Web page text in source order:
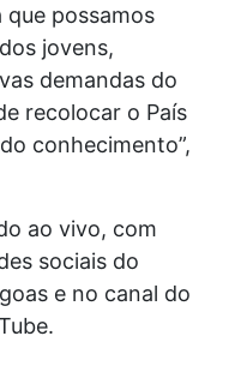
que possamos
jovens,
demandas do
recolocar o País
conhecimento”,
ao vivo, com
sociais do
e no canal do